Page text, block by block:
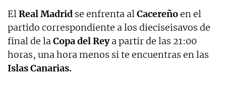
ElReal Madrid se enfrenta alCacereñoen el
partido correspondiente a los dieciseisavos de
final de laCopa del Reya partir de las 21:00
horas, una hora menos si te encuentras en las
Islas Canarias.